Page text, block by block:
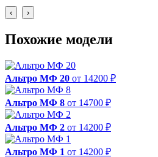
‹ ›
Похожие модели
Альтро МФ 20 от 14200 ₽
Альтро МФ 8 от 14700 ₽
Альтро МФ 2 от 14200 ₽
Альтро МФ 1 от 14200 ₽